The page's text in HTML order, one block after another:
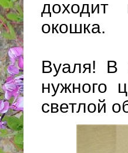
окошка.
Вуаля! В
нужного
светлой